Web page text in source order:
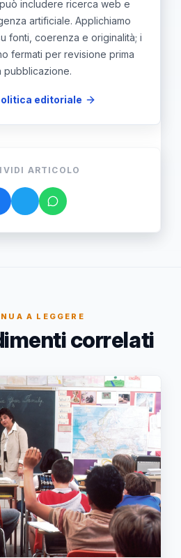
includere ricerca web e
artificiale. Applichiamo
fonti, coerenza e originalità; i
fermati per revisione prima
pubblicazione.
editoriale
ARTICOLO
A LEGGERE
correlati